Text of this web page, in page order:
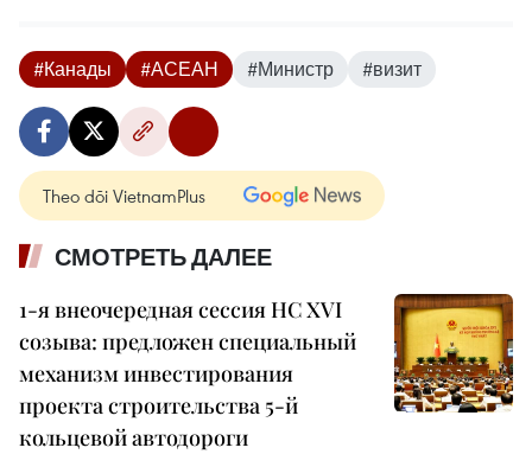
#Канады #АСЕАН #Министр #визит
Theo dõi VietnamPlus
СМОТРЕТЬ ДАЛЕЕ
1-я внеочередная сессия НС XVI
созыва: предложен специальный
механизм инвестирования
проекта строительства 5-й
кольцевой автодороги